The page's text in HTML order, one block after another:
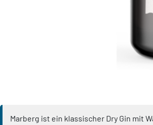
Marberg ist ein klassischer Dry Gin mit